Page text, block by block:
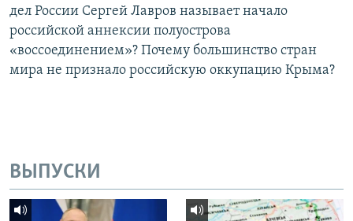
дел России Сергей Лавров называет начало
российской аннексии полуострова
«воссоединением»? Почему большинство стран
мира не признало российскую оккупацию Крыма?
ВЫПУСКИ